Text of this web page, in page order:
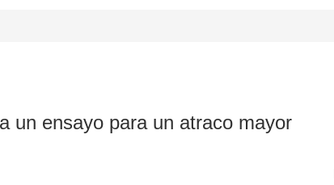
un ensayo para un atraco mayor